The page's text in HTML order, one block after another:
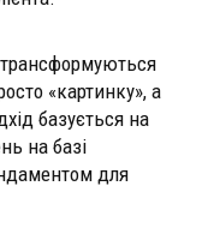
«картинку», а
базується на
на базі
для